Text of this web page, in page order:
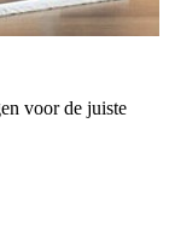
voor de juiste